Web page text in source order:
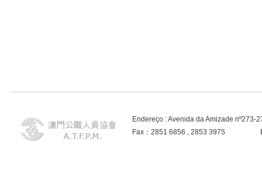
Endereço : Avenida da Amizade
Fax：2851 6856 , 2853 3975